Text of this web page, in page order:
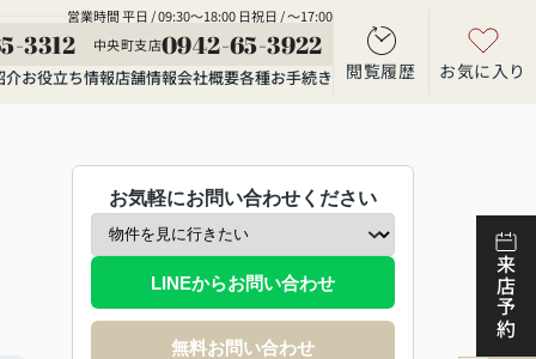
営業時間 平日 / 09:30～18:00 日祝日 / ～17:00
3312 中央町支店0942-65-3922
介お役立ち情報店舗情報会社概要各種お手続き 閲覧履歴 お気に入り
来店予約
お気軽にお問い合わせください
LINEからお問い合わせ
無料お問い合わせ